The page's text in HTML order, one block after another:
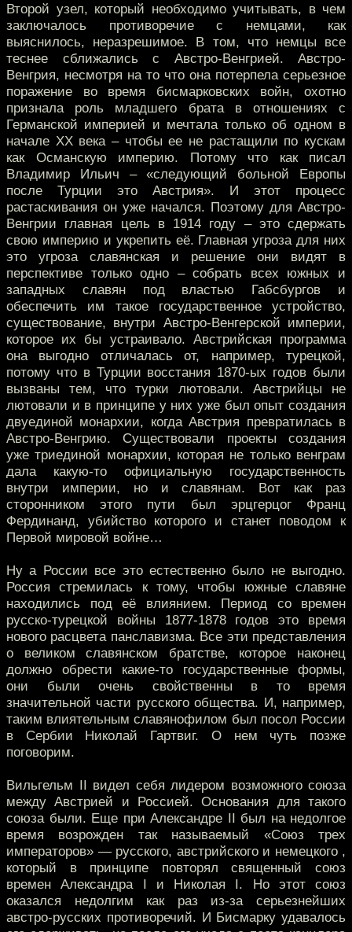
Второй узел, который необходимо учитывать, в чем
заключалось противоречие с немцами, как
выяснилось, неразрешимое. В том, что немцы все
теснее сближались с Австро-Венгрией. Австро-
Венгрия, несмотря на то что она потерпела серьезное
поражение во время бисмарковских войн, охотно
признала роль младшего брата в отношениях с
Германской империей и мечтала только об одном в
начале XX века – чтобы ее не растащили по кускам
как Османскую империю. Потому что как писал
Владимир Ильич – «следующий больной Европы
после Турции это Австрия». И этот процесс
растаскивания он уже начался. Поэтому для Австро-
Венгрии главная цель в 1914 году – это сдержать
свою империю и укрепить её. Главная угроза для них
это угроза славянская и решение они видят в
перспективе только одно – собрать всех южных и
западных славян под властью Габсбургов и
обеспечить им такое государственное устройство,
существование, внутри Австро-Венгерской империи,
которое их бы устраивало. Австрийская программа
она выгодно отличалась от, например, турецкой,
потому что в Турции восстания 1870-ых годов были
вызваны тем, что турки лютовали. Австрийцы не
лютовали и в принципе у них уже был опыт создания
двуединой монархии, когда Австрия превратилась в
Австро-Венгрию. Существовали проекты создания
уже триединой монархии, которая не только венграм
дала какую-то официальную государственность
внутри империи, но и славянам. Вот как раз
сторонником этого пути был эрцгерцог Франц
Фердинанд, убийство которого и станет поводом к
Первой мировой войне…
Ну а России все это естественно было не выгодно.
Россия стремилась к тому, чтобы южные славяне
находились под её влиянием. Период со времен
русско-турецкой войны 1877-1878 годов это время
нового расцвета панславизма. Все эти представления
о великом славянском братстве, которое наконец
должно обрести какие-то государственные формы,
они были очень свойственны в то время
значительной части русского общества. И, например,
таким влиятельным славянофилом был посол России
в Сербии Николай Гартвиг. О нем чуть позже
поговорим.
Вильгельм II видел себя лидером возможного союза
между Австрией и Россией. Основания для такого
союза были. Еще при Александре II был на недолгое
время возрожден так называемый «Союз трех
императоров» — русского, австрийского и немецкого ,
который в принципе повторял священный союз
времен Александра I и Николая I. Но этот союз
оказался недолгим как раз из-за серьезнейших
австро-русских противоречий. И Бисмарку удавалось